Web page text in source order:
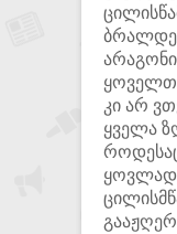
კი არ
ყველა
ყოვლად